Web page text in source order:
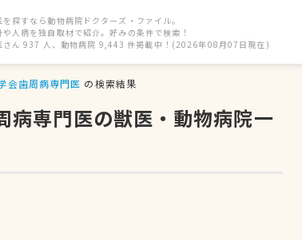
探すなら動物病院ドクターズ・ファイル。
人柄を独自取材で紹介。好みの条件で検索！
さん 937 人、動物病院 9,443 件掲載中！(2026年08月07日現在)
会歯周病専門医 の検索結果
病専門医の獣医・動物病院一